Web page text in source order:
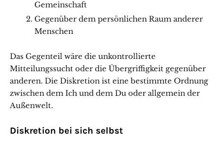
Gemeinschaft
Gegenüber dem persönlichen Raum anderer
Menschen
Das Gegenteil wäre die unkontrollierte
Mitteilungssucht oder die Übergriffigkeit gegenüber
anderen. Die Diskretion ist eine bestimmte Ordnung
zwischen dem Ich und dem Du oder allgemein der
Außenwelt.
Diskretion bei sich selbst